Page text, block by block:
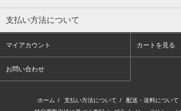
支払い方法について
マイアカウント カートを見る
お問い合わせ
ホーム / 支払い方法について / 配送・送料について